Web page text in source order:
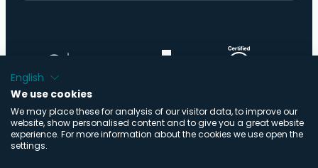
English
We use cookies
We may place these for analysis of our visitor data, to improve our
website, show personalised content and to give you a great website
experience. For more information about the cookies we use open the
settings.